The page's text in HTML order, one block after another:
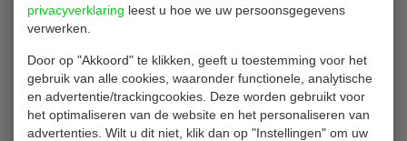
privacyverklaring leest u hoe we uw persoonsgegevens
verwerken.
Door op "Akkoord" te klikken, geeft u toestemming voor het
gebruik van alle cookies, waaronder functionele, analytische
en advertentie/trackingcookies. Deze worden gebruikt voor
het optimaliseren van de website en het personaliseren van
advertenties. Wilt u dit niet, klik dan op "Instellingen" om uw
Bio houten vork